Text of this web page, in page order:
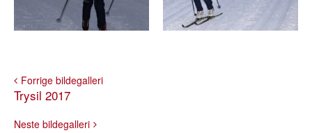
Forrige bildegalleri
Trysil 2017
Neste bildegalleri